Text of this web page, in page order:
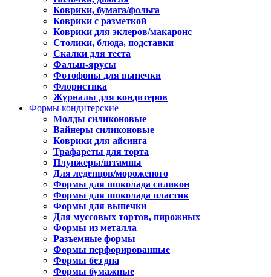
Коврики, бумага/фольга
Коврики с разметкой
Коврики для эклеров/макаронс
Столики, блюда, подставки
Скалки для теста
Фальш-ярусы
Фотофоны для выпечки
Флористика
Журналы для кондитеров
Формы кондитерские
Молды силиконовые
Вайнеры силиконовые
Коврики для айсинга
Трафареты для торта
Плунжеры/штампы
Для леденцов/мороженого
Формы для шоколада силикон
Формы для шоколада пластик
Формы для выпечки
Для муссовых тортов, пирожных
Формы из металла
Разъемные формы
Формы перфорированные
Формы без дна
Формы бумажные